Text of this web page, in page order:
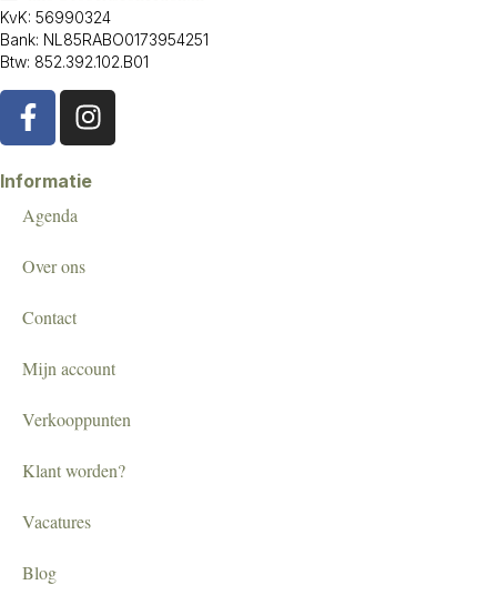
KvK: 56990324
Bank: NL85RABO0173954251
Btw: 852.392.102.B01
Informatie
Agenda
Over ons
Contact
Mijn account
Verkooppunten
Klant worden?
Vacatures
Blog